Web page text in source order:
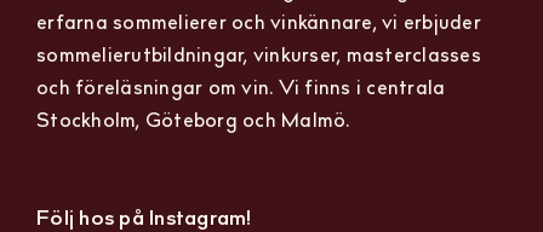
erfarna sommelierer och vinkännare, vi erbjuder
sommelierutbildningar, vinkurser, masterclasses
och föreläsningar om vin. Vi finns i centrala
Stockholm, Göteborg och Malmö.
Följ hos på Instagram!